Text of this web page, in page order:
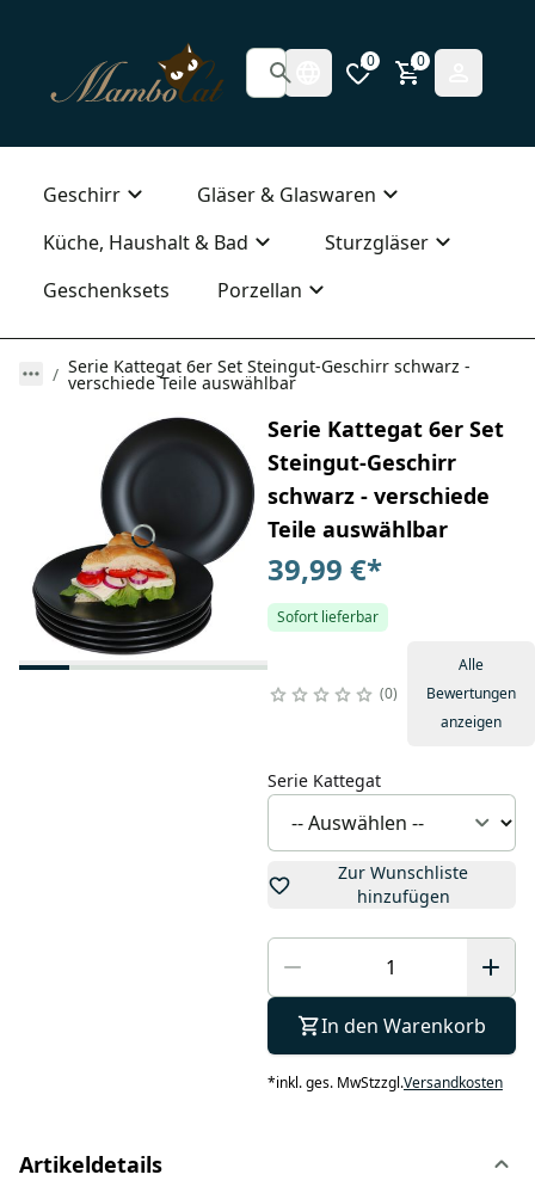
0 0
Geschirr
Gläser & Glaswaren
Küche, Haushalt & Bad
Sturzgläser
Geschenksets
Porzellan
Serie Kattegat 6er Set Steingut-Geschirr schwarz -
verschiede Teile auswählbar
Serie Kattegat 6er Set
Steingut-Geschirr
schwarz - verschiede
Teile auswählbar
39,99 €*
Sofort lieferbar
0
Alle
Bewertungen
anzeigen
Serie Kattegat
Zur Wunschliste
hinzufügen
In den Warenkorb
*inkl. ges. MwStzzgl.Versandkosten
Artikeldetails